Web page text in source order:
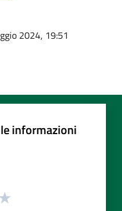
2024, 19:51
informazioni